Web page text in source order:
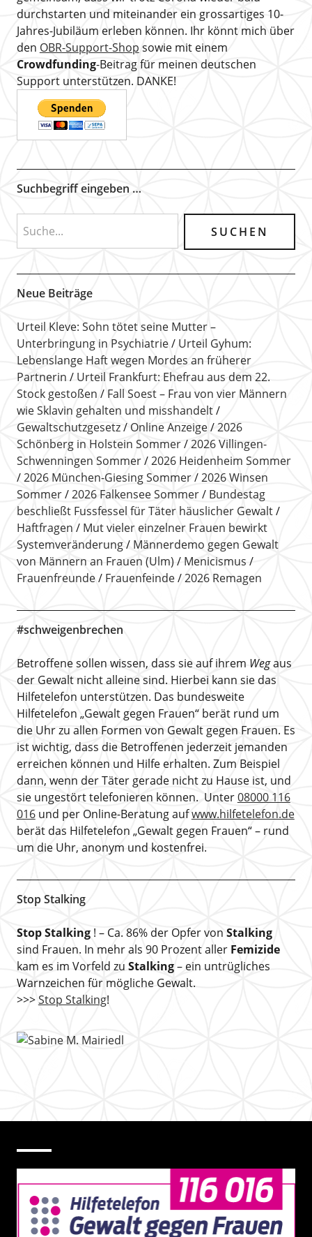
durchstarten und miteinander ein grossartiges 10-
Jahres-Jubiläum erleben können. Ihr könnt mich über
den OBR-Support-Shop sowie mit einem
Crowdfunding-Beitrag für meinen deutschen
Support unterstützen. DANKE!
Suchbegriff eingeben …
Neue Beiträge
Urteil Kleve: Sohn tötet seine Mutter –
Unterbringung in Psychiatrie
Urteil Gyhum:
Lebenslange Haft wegen Mordes an früherer
Partnerin
Urteil Frankfurt: Ehefrau aus dem 22.
Stock gestoßen
Fall Soest – Frau von vier Männern
wie Sklavin gehalten und misshandelt
Gewaltschutzgesetz
Online Anzeige
2026
Schönberg in Holstein Sommer
2026 Villingen-
Schwenningen Sommer
2026 Heidenheim Sommer
2026 München-Giesing Sommer
2026 Winsen
Sommer
2026 Falkensee Sommer
Bundestag
beschließt Fussfessel für Täter häuslicher Gewalt
Haftfragen
Mut vieler einzelner Frauen bewirkt
Systemveränderung
Männerdemo gegen Gewalt
von Männern an Frauen (Ulm)
Menicismus
Frauenfreunde
Frauenfeinde 2026 Remagen
#schweigenbrechen
Betroffene sollen wissen, dass sie auf ihrem Wegaus
der Gewalt nicht alleine sind. Hierbei kann sie das
Hilfetelefon unterstützen. Das bundesweite
Hilfetelefon „Gewalt gegen Frauen“ berät rund um
die Uhr zu allen Formen von Gewalt gegen Frauen. Es
ist wichtig, dass die Betroffenen jederzeit jemanden
erreichen können und Hilfe erhalten. Zum Beispiel
dann, wenn der Täter gerade nicht zu Hause ist, und
sie ungestört telefonieren können. Unter08000 116
016und per Online-Beratung aufwww.hilfetelefon.de
berät das Hilfetelefon „Gewalt gegen Frauen“ – rund
um die Uhr, anonym und kostenfrei.
Stop Stalking
Stop Stalking! – Ca. 86% der Opfer von Stalking
sind Frauen. In mehr als 90 Prozent aller Femizide
kam es im Vorfeld zu Stalking– ein untrügliches
Warnzeichen für mögliche Gewalt.
>>>Stop Stalking!